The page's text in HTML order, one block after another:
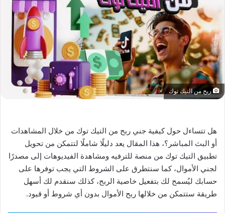
ربح من التيك توك
هل تتساءل حول كيفية جني ربح من التيك توك من خلال المشاهدات
أو البث المباشر؟، هذا المقال يعد دليلًا شاملًا لتتمكن من تحويل
تطبيق التيك توك من منصة للترفيه ومشاهدة الفيديوهات إلى مصدرًا
لجني الأموال، كما سنتطرق على الشروط التي يجب توفرها على
حسابك ليُسمح لك بتفعيل خاصية الربح، كذلك سنقدم لك أسهل
طريقة ستتمكن من خلالها ربح الأموال بدون أي شروط أو قيود.